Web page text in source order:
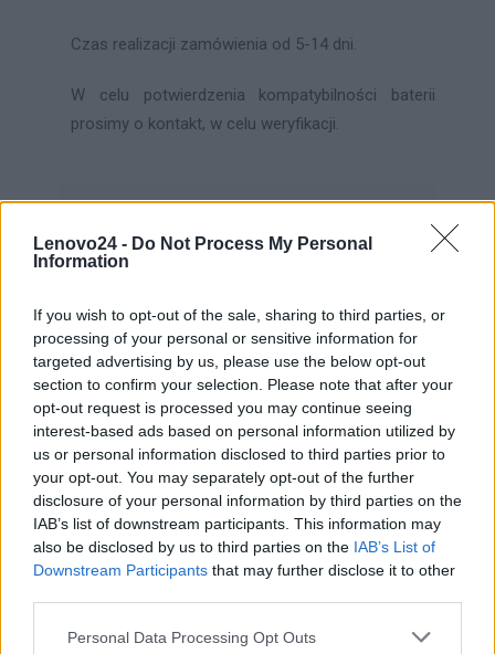
Lenovo24 - Do Not Process My Personal
Information
If you wish to opt-out of the sale, sharing to third parties, or
processing of your personal or sensitive information for
targeted advertising by us, please use the below opt-out
section to confirm your selection. Please note that after your
opt-out request is processed you may continue seeing
interest-based ads based on personal information utilized by
us or personal information disclosed to third parties prior to
your opt-out. You may separately opt-out of the further
disclosure of your personal information by third parties on the
IAB’s list of downstream participants. This information may
also be disclosed by us to third parties on the IAB’s List of
Downstream Participants that may further disclose it to other
Personal Data Processing Opt Outs
Czas realizacji zamówienia od 5-14 dni.
W celu potwierdzenia kompatybilności baterii
prosimy o kontakt, w celu weryfikacji.
Kod
producenta
121500117
Dane
producenta
Lenovo
18001 Development Drive
Morrisville, NC 27560 USA
Telefon: +1 (855) 253-6686
https://lenovo.com
Podmiot
Lenovo Technology B.V. Sp. z
o.o.
ul. Gottlieba Daimlera 1